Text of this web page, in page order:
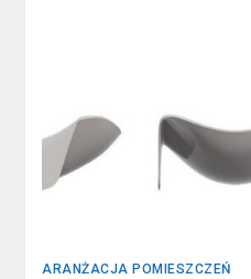
ARANŻACJA POMIESZCZEŃ